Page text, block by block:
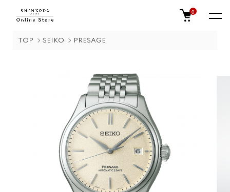
0
TOP SEIKO PRESAGE